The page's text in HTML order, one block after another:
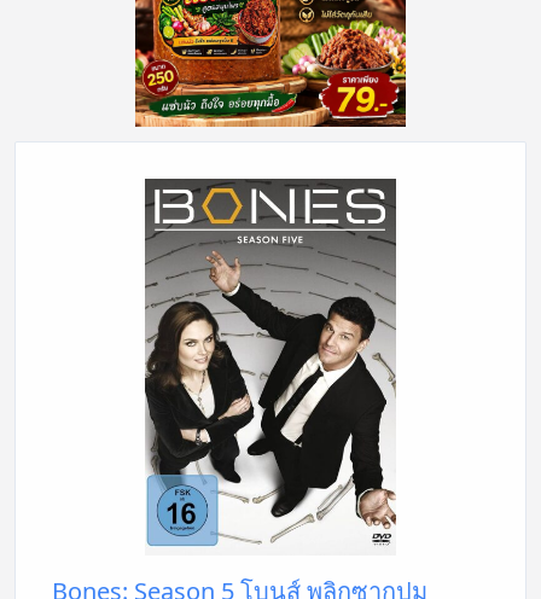
Bones: Season 5 โบนส์ พลิกซากปม